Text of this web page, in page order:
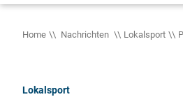
Home Nachrichten Lokalsport
Lokalsport